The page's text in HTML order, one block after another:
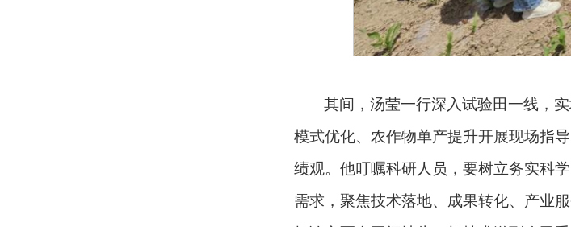
其间，汤莹一行深入试验田一线，
模式优化、农作物单产提升开展现场指
绩观。他叮嘱科研人员，要树立务实科
需求，聚焦技术落地、成果转化、产业